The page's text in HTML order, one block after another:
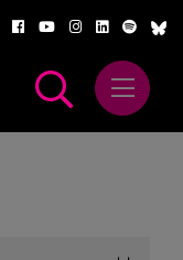
Abrir